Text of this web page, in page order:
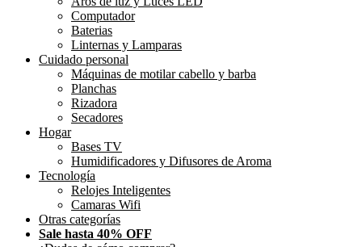
Computador
Baterias
Linternas y Lamparas
Cuidado personal
Máquinas de motilar cabello y barba
Planchas
Rizadora
Secadores
Hogar
Bases TV
Humidificadores y Difusores de Aroma
Tecnología
Relojes Inteligentes
Camaras Wifi
Otras categorías
Sale hasta 40% OFF